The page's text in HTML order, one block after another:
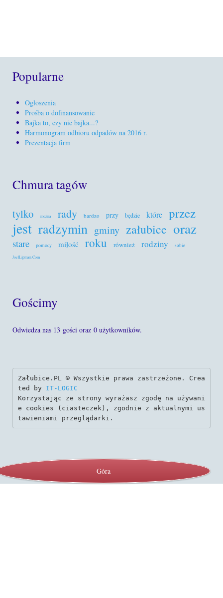
Popularne
Ogłoszenia
Prośba o dofinansowanie
Bajka to, czy nie bajka...?
Harmonogram odbioru odpadów na 2016 r.
Prezentacja firm
Chmura tagów
tylko można rady bardzo przy będzie które przez
jest radzymin gminy załubice oraz
stare pomocy miłość roku również rodziny sobie
JoelLipman.Com
Gościmy
Odwiedza nas 13 gości oraz 0 użytkowników.
Załubice.PL © Wszystkie prawa zastrzeżone. Crea
ted by IT-LOGIC
Korzystając ze strony wyrażasz zgodę na używani
e cookies (ciasteczek), zgodnie z aktualnymi us
tawieniami przeglądarki.
Góra